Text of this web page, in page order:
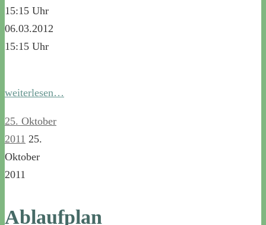
15:15 Uhr
06.03.2012
15:15 Uhr
weiterlesen…
25. Oktober
2011 25.
Oktober
2011
Ablaufplan